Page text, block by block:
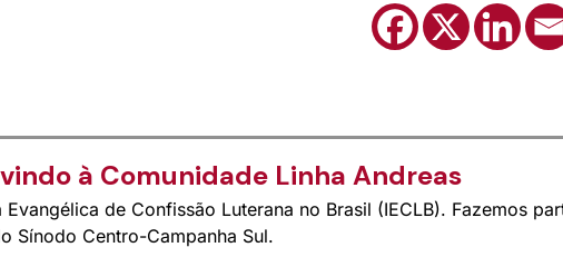
à Comunidade Linha Andreas
de Confissão Luterana no Brasil (IECLB). Fazemos
Sínodo Centro-Campanha Sul.